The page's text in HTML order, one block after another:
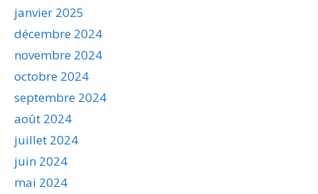
janvier 2025
décembre 2024
novembre 2024
octobre 2024
septembre 2024
août 2024
juillet 2024
juin 2024
mai 2024